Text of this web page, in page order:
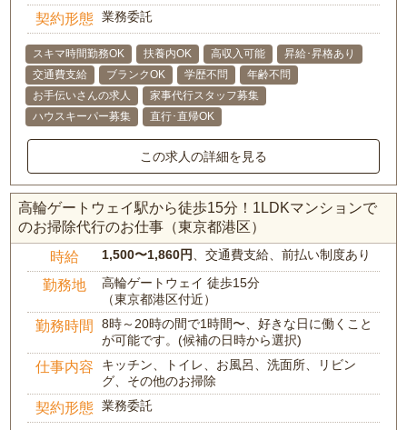
契約形態 業務委託
スキマ時間勤務OK 扶養内OK 高収入可能
昇給･昇格あり
交通費支給
ブランクOK 学歴不問
年齢不問
お手伝いさんの求人
家事代行スタッフ募集
ハウスキーパー募集
直行･直帰OK
この求人の詳細を見る
高輪ゲートウェイ駅から徒歩15分！1LDKマンションで
のお掃除代行のお仕事（東京都港区）
時給 1,500〜1,860円 、交通費支給、前払い制度あり
勤務地
高輪ゲートウェイ 徒歩15分
（東京都港区付近）
勤務時間
8時～20時の間で1時間〜、好きな日に働くこと
が可能です。(候補の日時から選択)
仕事内容
キッチン、トイレ、お風呂、洗面所、リビン
グ、その他のお掃除
契約形態 業務委託